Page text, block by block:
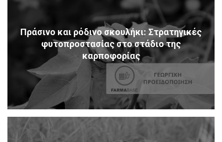
Πράσινο και ρόδινο σκουλήκι: Στρατηγικές
φυτοπροστασίας στο στάδιο της
καρποφορίας